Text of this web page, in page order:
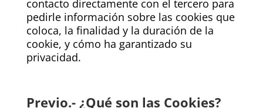
contacto directamente con el tercero para
pedirle información sobre las cookies que
coloca, la finalidad y la duración de la
cookie, y cómo ha garantizado su
privacidad.
Previo.- ¿Qué son las Cookies?